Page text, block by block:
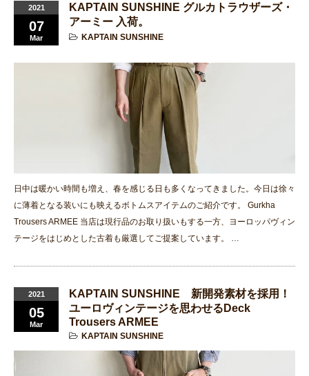
2021
07
Mar
KAPTAIN SUNSHINE グルカトラウザーズ・
アーミー 入荷。
KAPTAIN SUNSHINE
日中は暖かい時間も増え、春を感じる日も多くなってきました。今日は徐々
に薄着となる装いにも映えるボトムスアイテムのご紹介です。 Gurkha
Trousers ARMEE 当店は現行品のお取り扱いもする一方、ヨーロッパヴィン
テージをはじめとした古着も厳選してご提案しています。 …
2021
05
Mar
KAPTAIN SUNSHINE 新開発素材を採用！
ユーロヴィンテージを思わせるDeck
Trousers ARMEE
KAPTAIN SUNSHINE